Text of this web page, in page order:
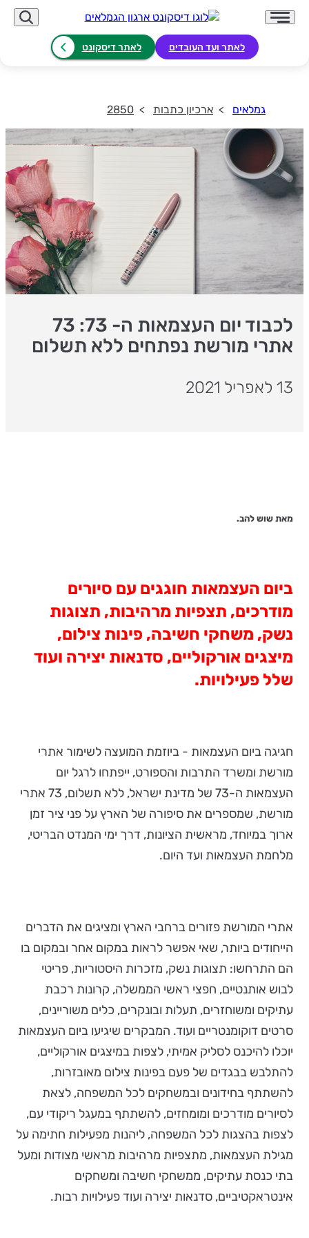
לאתר ועד העובדים לאתר דיסקונט
גמלאים ארכיון כתבות 2850
לכבוד יום העצמאות ה- 73: 73
אתרי מורשת נפתחים ללא תשלום
13 לאפריל 2021
מאת שוש להב.
ביום העצמאות חוגגים עם סיורים
מודרכים, תצפיות מרהיבות, תצוגות
נשק, משחקי חשיבה, פינות צילום,
מיצגים אורקוליים, סדנאות יצירה ועוד
שלל פעילויות.
חגיגה ביום העצמאות - ביוזמת המועצה לשימור אתרי
מורשת ומשרד התרבות והספורט, ייפתחו לרגל יום
העצמאות ה-73 של מדינת ישראל, ללא תשלום, 73 אתרי
מורשת, שמספרים את סיפורה של הארץ על פני ציר זמן
ארוך במיוחד, מראשית הציונות, דרך ימי המנדט הבריטי,
מלחמת העצמאות ועד היום.
אתרי המורשת פזורים ברחבי הארץ ומציגים את הדברים
הייחודים ביותר, שאי אפשר לראות במקום אחר ובמקום בו
הם התרחשו: תצוגות נשק, מזכרות היסטוריות, פריטי
לבוש אותנטיים, חפצי ראשי הממשלה, קרונות רכבת
עתיקים ומשוחזרים, תעלות ובונקרים, כלים משוריינים,
סרטים דוקומנטריים ועוד. המבקרים שיגיעו ביום העצמאות
יוכלו להיכנס לסליק אמיתי, לצפות במיצגים אורקוליים,
להתלבש בבגדים של פעם בפינות צילום מאובזרות,
להשתתף בחידונים ובמשחקים לכל המשפחה, לצאת
לסיורים מודרכים ומומחזים, להשתתף במעגל ריקודי עם,
לצפות בהצגות לכל המשפחה, ליהנות מפעילות חתימה על
מגילת העצמאות, מתצפיות מרהיבות מראשי מצודות ומעל
בתי כנסת עתיקים, ממשחקי חשיבה ומשחקים
אינטראקטיביים, סדנאות יצירה ועוד פעילויות רבות.